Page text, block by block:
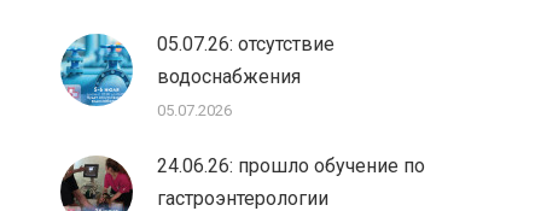
05.07.26: отсутствие
водоснабжения
05.07.2026
24.06.26: прошло обучение по
гастроэнтерологии